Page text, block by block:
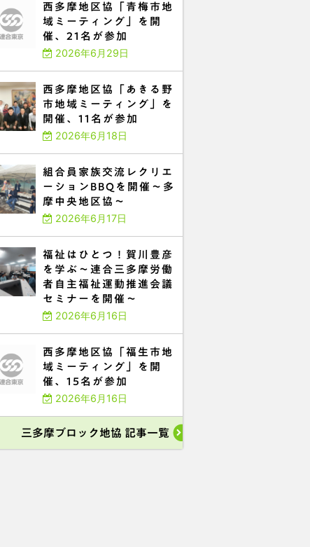
西多摩地区協「青梅市地
域ミーティング」を開
催、21名が参加
2026年6月29日
西多摩地区協「あきる野
市地域ミーティング」を
開催、11名が参加
2026年6月18日
組合員家族交流レクリエ
ーションBBQを開催～多
摩中央地区協～
2026年6月17日
福祉はひとつ！賀川豊彦
を学ぶ～連合三多摩労働
者自主福祉運動推進会議
セミナーを開催～
2026年6月16日
西多摩地区協「福生市地
域ミーティング」を開
催、15名が参加
2026年6月16日
三多摩ブロック地協 記事一覧